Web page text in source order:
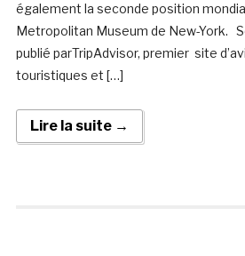
également la seconde position
Metropolitan Museum de New-York.
publié parTripAdvisor, premier site
touristiques et […]
Lire la suite →